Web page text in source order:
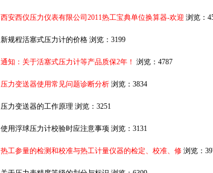
西安西仪压力仪表有限公司2011热工宝典单位换算器-欢迎 浏览：
新规程活塞式压力计的价格 浏览：3199
通知：关于活塞式压力计等产品质保2年！ 浏览：4787
压力变送器使用常见问题诊断分析 浏览：3834
压力变送器的工作原理 浏览：3251
使用浮球压力计校验时应注意事项 浏览：3131
热工参量的检测和校准与热工计量仪器的检定、校准、修 浏览：